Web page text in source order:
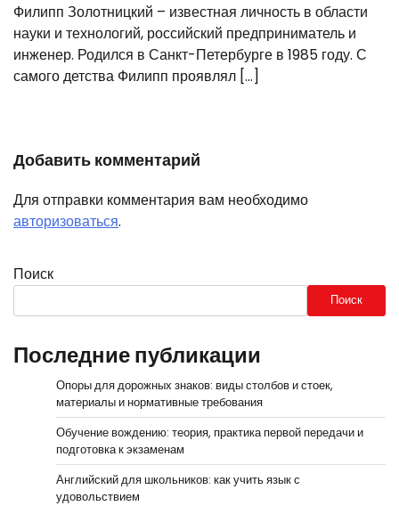
Филипп Золотницкий – известная личность в области
науки и технологий, российский предприниматель и
инженер. Родился в Санкт-Петербурге в 1985 году. С
самого детства Филипп проявлял […]
Добавить комментарий
Для отправки комментария вам необходимо
авторизоваться.
Поиск
Поиск
Последние публикации
Опоры для дорожных знаков: виды столбов и стоек,
материалы и нормативные требования
Обучение вождению: теория, практика первой передачи и
подготовка к экзаменам
Английский для школьников: как учить язык с
удовольствием